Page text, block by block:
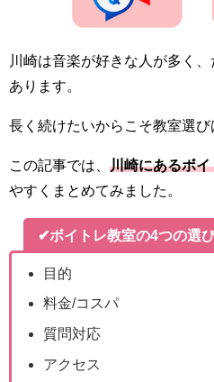
川崎は音楽が好きな人が多く
あります。
長く続けたいからこそ教室選び
この記事では、 川崎にあるボ
やすくまとめてみました。
✔ボイトレ教室の4つの選
目的
料金/コスパ
質問対応
アクセス